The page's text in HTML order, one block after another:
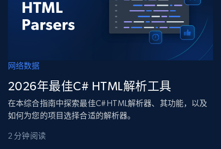
网络数据
2026年最佳C# HTML解析工具
在本综合指南中探索最佳C# HTML解析器、其功能，以及
如何为您的项目选择合适的解析器。
2 分钟阅读